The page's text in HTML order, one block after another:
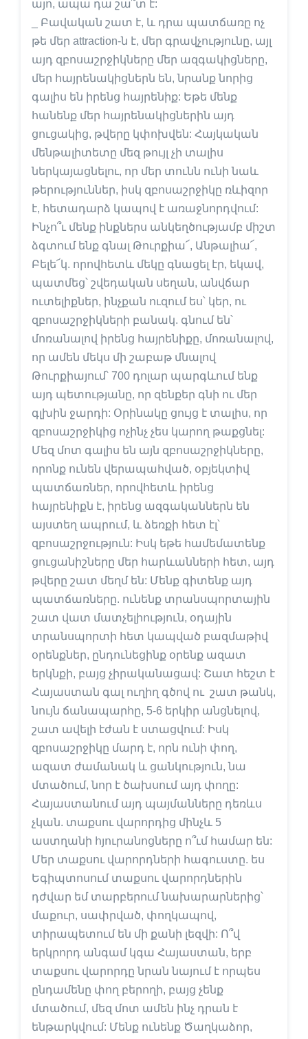
այո, ապա դա շա՞տ է:
_ Բավական շատ է, և դրա պատճառը ոչ
թե մեր attraction-ն է, մեր գրավչությունը, այլ
այդ զբոսաշրջիկները մեր ազգակիցները,
մեր հայրենակիցներն են, նրանք նորից
գալիս են իրենց հայրենիք: Եթե մենք
հանենք մեր հայրենակիցներին այդ
ցուցակից, թվերը կփոխվեն: Հայկական
մենթալիտետը մեզ թույլ չի տալիս
ներկայացնելու, որ մեր տունն ունի նաև
թերություններ, իսկ զբոսաշրջիկը ռևիզոր
է, հետադարձ կապով է առաջնորդվում:
Ինչո՞ւ մենք ինքներս անկեղծությամբ միշտ
ձգտում ենք գնալ Թուրքիա՜, Անթալիա՜,
Բելե՜կ. որովհետև մեկը գնացել էր, եկավ,
պատմեց՝ շվեդական սեղան, անվճար
ուտելիքներ, ինչքան ուզում ես՝ կեր, ու
զբոսաշրջիկների բանակ. գնում են՝
մոռանալով իրենց հայրենիքը, մոռանալով,
որ ամեն մեկս մի շաբաթ մնալով
Թուրքիայում՝ 700 դոլար պարգևում ենք
այդ պետությանը, որ զենքեր գնի ու մեր
գլխին ջարդի: Օրինակը ցույց է տալիս, որ
զբոսաշրջիկից ոչինչ չես կարող թաքցնել:
Մեզ մոտ գալիս են այն զբոսաշրջիկները,
որոնք ունեն վերապահված, օբյեկտիվ
պատճառներ, որովհետև իրենց
հայրենիքն է, իրենց ազգականներն են
այստեղ ապրում, և ձեռքի հետ էլ՝
զբոսաշրջություն: Իսկ եթե համեմատենք
ցուցանիշները մեր հարևանների հետ, այդ
թվերը շատ մեղմ են: Մենք գիտենք այդ
պատճառները. ունենք տրանսպորտային
շատ վատ մատչելիություն, օդային
տրանսպորտի հետ կապված բազմաթիվ
օրենքներ, ընդունեցինք օրենք ազատ
երկնքի, բայց չիրականացավ: Շատ հեշտ է
Հայաստան գալ ուղիղ գծով ու շատ թանկ,
նույն ճանապարհը, 5-6 երկիր անցնելով,
շատ ավելի էժան է ստացվում: Իսկ
զբոսաշրջիկը մարդ է, որն ունի փող,
ազատ ժամանակ և ցանկություն, նա
մտածում, նոր է ծախսում այդ փողը:
Հայաստանում այդ պայմանները դեռևս
չկան. տաքսու վարորդից մինչև 5
աստղանի հյուրանոցները ո՞ւմ համար են:
Մեր տաքսու վարորդների հագուստը. ես
Եգիպտոսում տաքսու վարորդներին
դժվար եմ տարբերում նախարարներից՝
մաքուր, սափրված, փողկապով,
տիրապետում են մի քանի լեզվի: Ո՞վ
երկրորդ անգամ կգա Հայաստան, երբ
տաքսու վարորդը նրան նայում է որպես
ընդամենը փող բերողի, բայց չենք
մտածում, մեզ մոտ ամեն ինչ դրան է
ենթարկվում: Մենք ունենք Ծաղկաձոր,